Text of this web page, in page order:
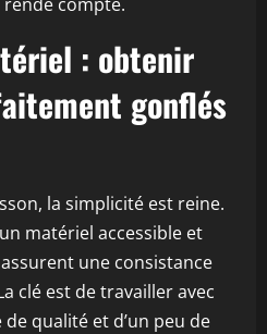
: obtenir
gonflés
la simplicité est reine.
matériel accessible et
une consistance
clé est de travailler avec
qualité et d’un peu de